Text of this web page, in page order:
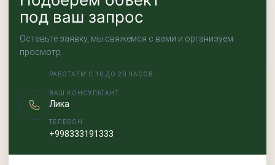
под ваш запрос
Оставьте заявку, мы свяжемся с вами и организуем
просмотр.
РАБОТАЕМ С 10 ДО 20 ЧАСОВ.
ВАШ КОНСУЛЬТАНТ
Лика
ТЕЛЕФОН
+998333191333